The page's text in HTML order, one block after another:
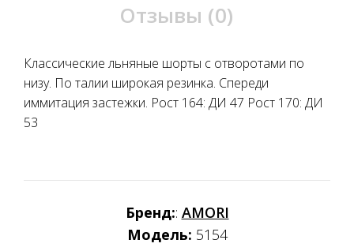
Отзывы (0)
Классические льняные шорты с отворотами по
низу. По талии широкая резинка. Спереди
иммитация застежки. Рост 164: ДИ 47 Рост 170: ДИ
53
Бренд:: AMORI
Модель: 5154